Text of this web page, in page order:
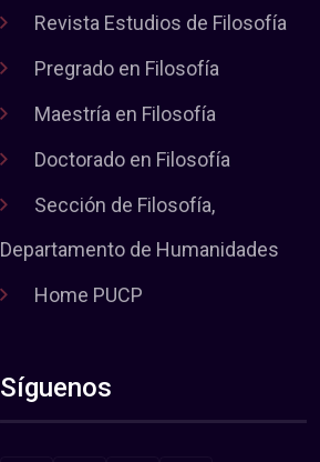
Revista Estudios de Filosofía
Pregrado en Filosofía
Maestría en Filosofía
Doctorado en Filosofía
Sección de Filosofía,
Departamento de Humanidades
Home PUCP
Síguenos